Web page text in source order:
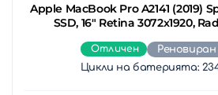
Apple MacBook Pro A2141 (2019)
SSD, 16" Retina 3072x1920,
Отличен
Цикли на батерията: